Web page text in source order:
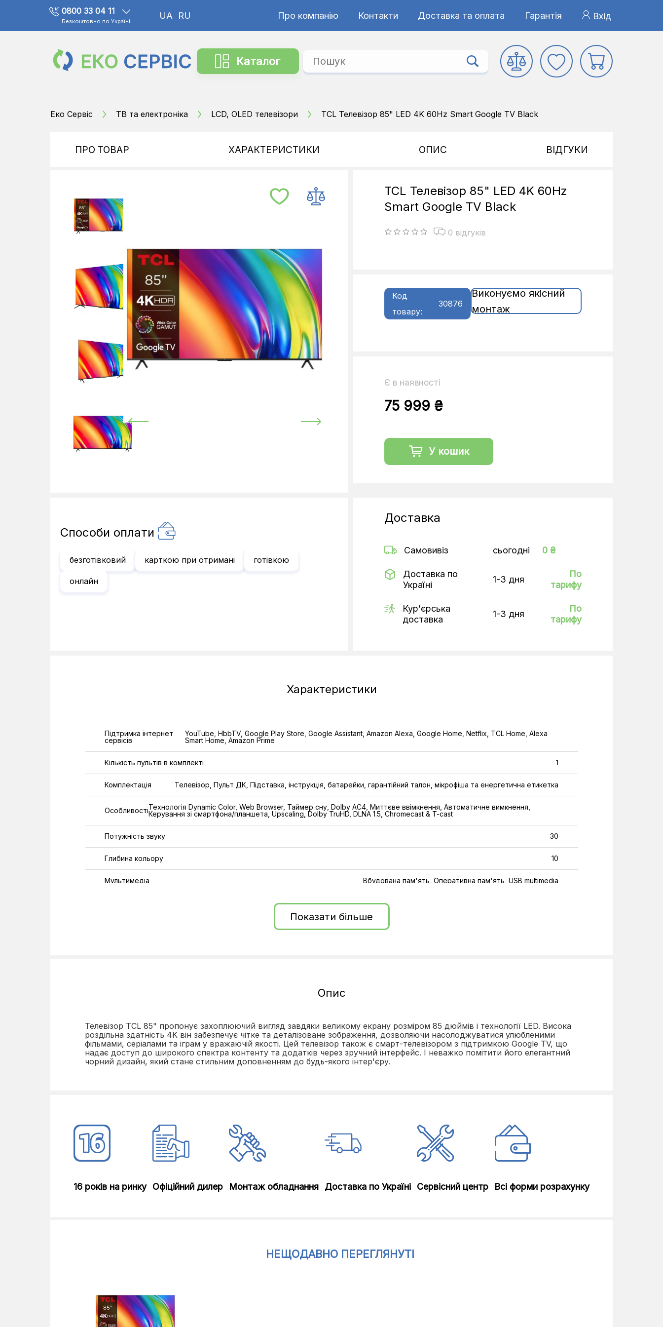
0800 33 04 11
Безкоштовно по Україні
UA RU Про компанію Контакти Доставка та оплата Гарантія Вхід
Каталог
Еко Сервіс ТВ та електроніка LCD, OLED телевізори TCL Телевізор 85" LED 4K 60Hz Smart Google TV Black
ПРО ТОВАР ХАРАКТЕРИСТИКИ ОПИС ВІДГУКИ
Способи оплати
безготівковий карткою при отримані готівкою
онлайн
TCL Телевізор 85" LED 4K 60Hz
Smart Google TV Black
0 відгуків
Код
товару:
30876
Виконуємо якісний
монтаж
Є в наявності
75 999 ₴
У кошик
Доставка
Самовивіз сьогодні 0 ₴
Доставка по
Україні
1-3 дня
По
тарифу
Кур’єрська
доставка
1-3 дня
По
тарифу
Характеристики
Підтримка інтернет
сервісів
YouTube, HbbTV, Google Play Store, Google Assistant, Amazon Alexa, Google Home, Netflix, TCL Home, Alexa
Smart Home, Amazon Prime
Кількість пультів в комплекті 1
Комплектація Телевізор, Пульт ДК, Підставка, інструкція, батарейки, гарантійний талон, мікрофіша та енергетична етикетка
ОсобливостіТехнологія Dynamic Color, Web Browser, Таймер сну, Dolby AC4, Миттєве ввімкнення, Автоматичне вимкнення,
Керування зі смартфона/планшета, Upscaling, Dolby TruHD, DLNA 1.5, Chromecast & T-cast
Потужність звуку 30
Глибина кольору 10
Мультимедіа Вбудована пам'ять, Оперативна пам'ять, USB multimedia
Розмір діагоналі 85
Тип матриці VA
CI-модуль
Виходи Вихід на навушники
Цифровой тюнер DVB-T2 (ефірне), DVB-C (кабельне), DVB-S2 (супутникове)
Вага з підставкою
Габарити (ШхВхГ) з підставкою
Показати більше
Опис
Телевізор TCL 85" пропонує захоплюючий вигляд завдяки великому екрану розміром 85 дюймів і технології LED. Висока
роздільна здатність 4K він забезпечує чітке та деталізоване зображення, дозволяючи насолоджуватися улюбленими
фільмами, серіалами та іграм у вражаючій якості. Цей телевізор також є смарт-телевізором з підтримкою Google TV, що
надає доступ до широкого спектра контенту та додатків через зручний інтерфейс. І неважко помітити його елегантний
чорний дизайн, який стане стильним доповненням до будь-якого інтер'єру.
16 років на ринку Офіційний дилер Монтаж обладнання Доставка по Україні Сервісний центр Всі форми розрахунку
НЕЩОДАВНО ПЕРЕГЛЯНУТІ